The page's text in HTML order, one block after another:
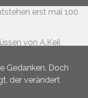
Gedanken. Doch
der verändert